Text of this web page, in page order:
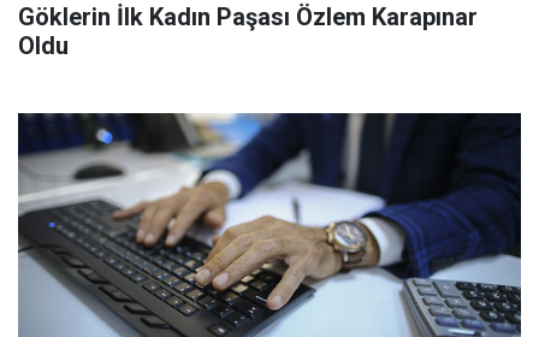
Göklerin İlk Kadın Paşası Özlem Karapınar
Oldu